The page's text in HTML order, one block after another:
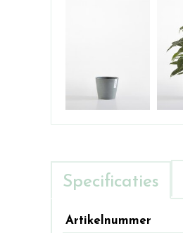
Specificaties
Artikelnummer